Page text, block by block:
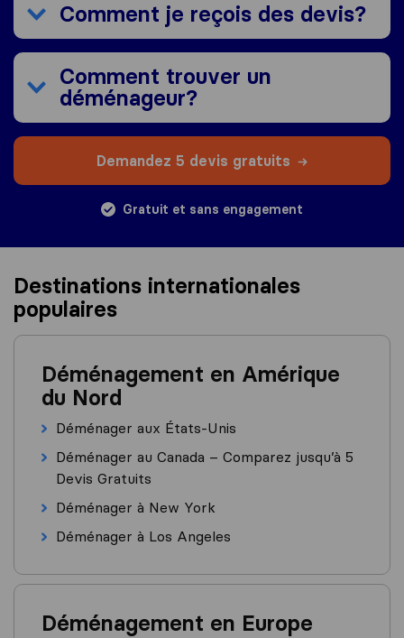
Comment je reçois des devis?
Comment trouver un
déménageur?
Demandez 5 devis gratuits
Gratuit et sans engagement
Destinations internationales
populaires
Déménagement en Amérique
du Nord
Déménager aux États-Unis
Déménager au Canada – Comparez jusqu’à 5
Devis Gratuits
Déménager à New York
Déménager à Los Angeles
Déménagement en Europe